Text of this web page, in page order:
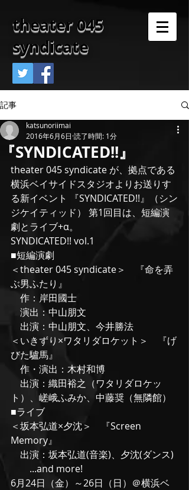
theater 045
syndicate
記事
『SYNDICATED!!』
katsunoriimai
2016年6月6日 読了時間: 1分
theater 045 syndicate が、拠点である
横浜ベイサイドスタジオよりお送りす
る新イベント 『SYNDICATED!!』（シン
ジケイティッド） 第1回目は、短編演
劇とライブ+α。
SYNDICATED!! vol.1
■短編演劇
＜theater 045 syndicate＞　『命を弄
ぶ男ふたり』
作：岸田國士
演出：中山朋文
出演：中山朋文、今井勝法
＜いきずり×ワタリダロケット＞　『げ
びた驢馬』
作・演出：木村和博
出演：織田裕之（ワタリダロケッ
ト）、嵯峨ふみか、中藤奨（無隣館）
■ライブ
＜坂本弘道×夕沈＞　『Screen
Memory』
出演：坂本弘道(音楽)、夕沈(ダンス)
...and more!
6月24日（金）～26日（日）＠横浜ベ